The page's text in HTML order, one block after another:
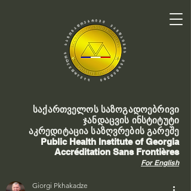
საქართველოს საზოგადოებრივი
ჯანდაცვის ინსტიტუტი
აკრედიტაცია საზღვრების გარეშე
Public Health Institute of Georgia
Accréditation Sans Frontières
For English
Giorgi Pkhakadze